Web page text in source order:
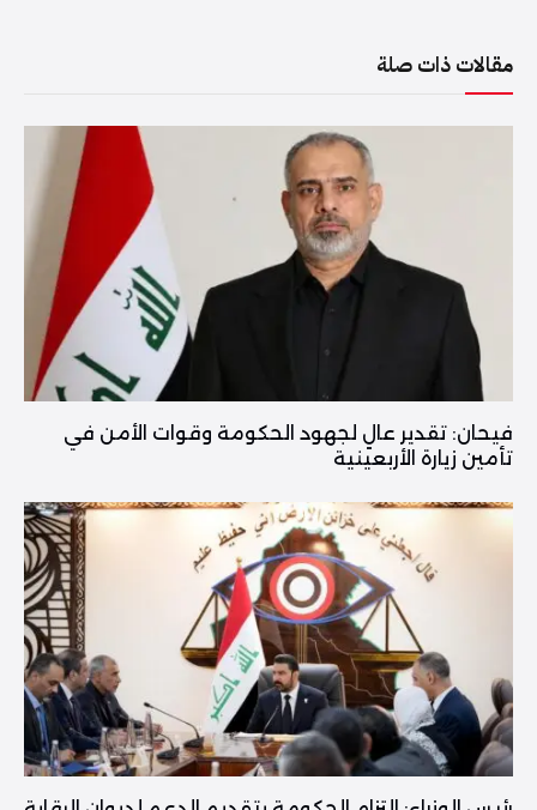
مقالات ذات صلة
فیحان: تقدير عالٍ لجهود الحكومة وقوات الأمن في
تأمين زيارة الأربعينية